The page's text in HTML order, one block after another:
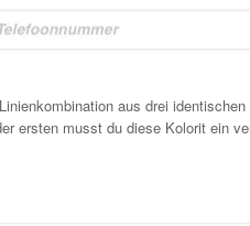
aus drei
ersten musst du diese Kolorit ein